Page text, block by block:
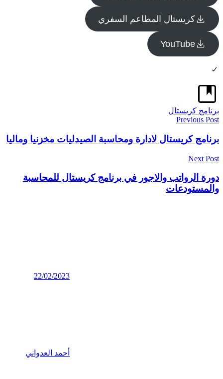
كريستال المطاعم السفري
YouTube
برنامج كريستال
تصفّح
المقالات
Previous Post
برنامج كريستال لادارة ومحاسبة الصيدليات مخزنيا وماليا
Next Post
دورة الرواتب والاجور في برنامج كريستال للمحاسبة
والمستودعات
22/02/2023
أحمد العدواني